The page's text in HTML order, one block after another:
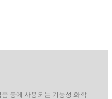
등에 사용되는 기능성 화학